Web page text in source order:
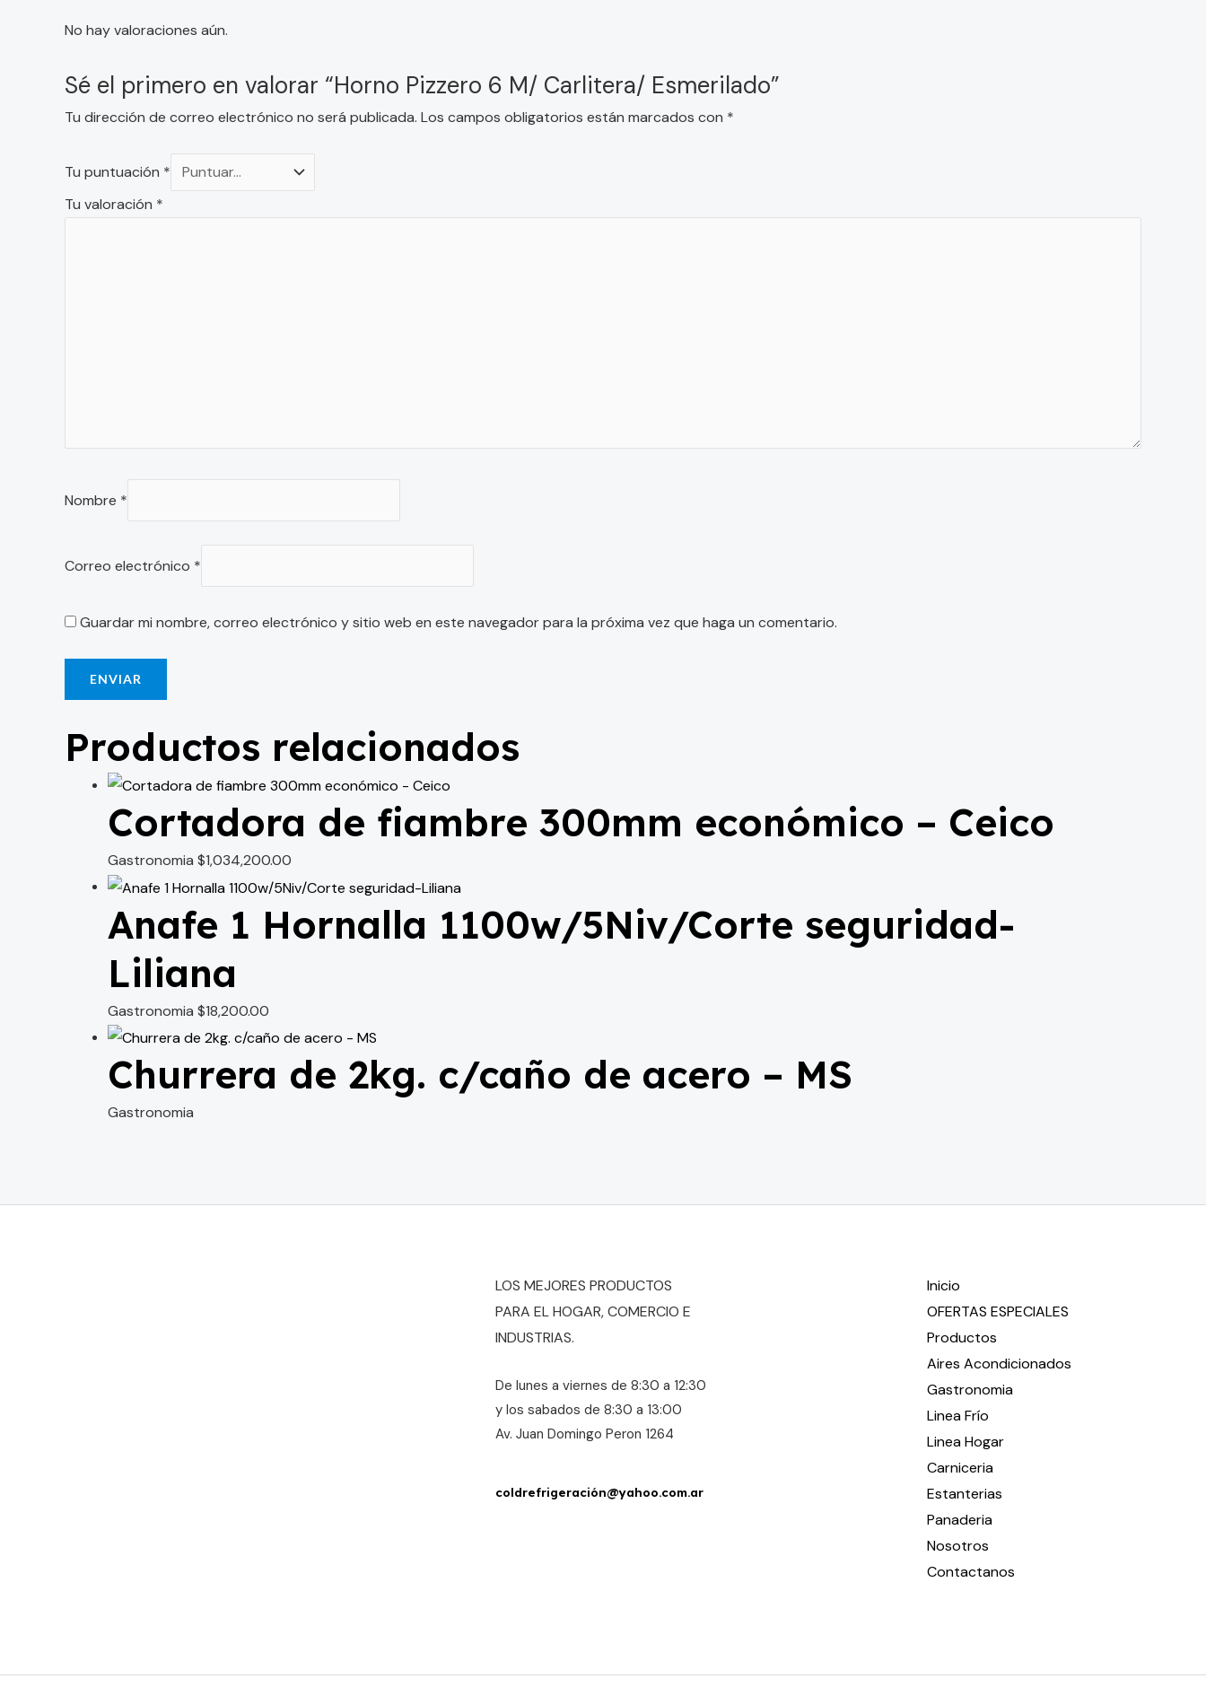
No hay valoraciones aún.
Sé el primero en valorar “Horno Pizzero 6 M/ Carlitera/ Esmerilado”
Tu dirección de correo electrónico no será publicada. Los campos obligatorios están marcados con *
Tu puntuación *
Tu valoración *
Nombre *
Correo electrónico *
Guardar mi nombre, correo electrónico y sitio web en este navegador para la próxima vez que haga un comentario.
Productos relacionados
Cortadora de fiambre 300mm económico – Ceico
Gastronomia $1,034,200.00
Anafe 1 Hornalla 1100w/5Niv/Corte seguridad-
Liliana
Gastronomia $18,200.00
Churrera de 2kg. c/caño de acero – MS
Gastronomia
LOS MEJORES PRODUCTOS
PARA EL HOGAR, COMERCIO E
INDUSTRIAS.
De lunes a viernes de 8:30 a 12:30
y los sabados de 8:30 a 13:00
Av. Juan Domingo Peron 1264
coldrefrigeración@yahoo.com.ar
Inicio
OFERTAS ESPECIALES
Productos
Aires Acondicionados
Gastronomia
Linea Frío
Linea Hogar
Carniceria
Estanterias
Panaderia
Nosotros
Contactanos